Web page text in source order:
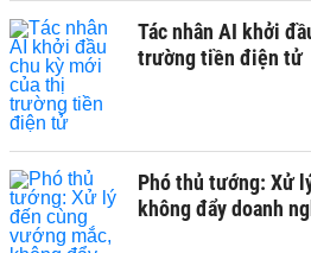
Tác nhân AI khởi
trường tiền điện tử
Phó thủ tướng: Xử
không đẩy doanh